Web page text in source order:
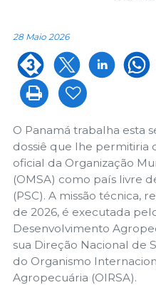
28 Maio 2026
O Panamá trabalha esta
dossiê que lhe
oficial da Organização
(OMSA) como país livre
(PSC). A missão técnica,
de 2026, é executada
Desenvolvimento
sua Direção Nacional de
do Organismo
Agropecuária (OIRSA).